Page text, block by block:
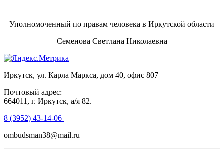
Уполномоченный по правам человека в Иркутской области
Семенова Светлана Николаевна
Иркутск, ул. Карла Маркса, дом 40, офис 807
Почтовый адрес:
664011, г. Иркутск, а/я 82.
8 (3952) 43-14-06
ombudsman38@mail.ru